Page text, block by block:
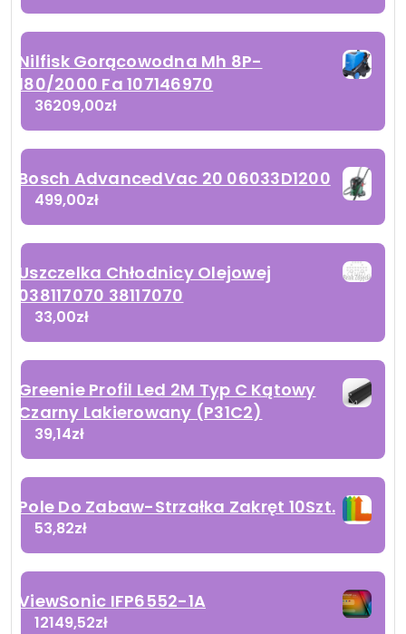
Nilfisk Gorącowodna Mh 8P-
180/2000 Fa 107146970
36209,00zł
Bosch AdvancedVac 20 06033D1200
499,00zł
Uszczelka Chłodnicy Olejowej
038117070 38117070
33,00zł
Greenie Profil Led 2M Typ C Kątowy
Czarny Lakierowany (P31C2)
39,14zł
Pole Do Zabaw-Strzałka Zakręt 10Szt.
53,82zł
ViewSonic IFP6552-1A
12149,52zł